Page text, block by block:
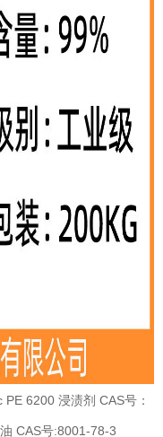
6200 浸渍剂 CAS号：
CAS号:8001-78-3